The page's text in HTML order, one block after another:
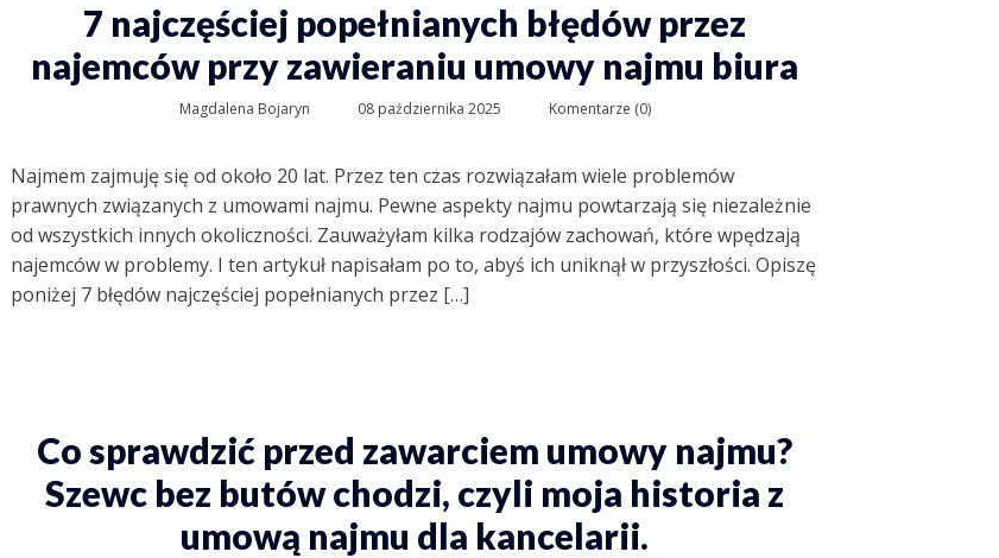
7 najczęściej popełnianych błędów przez
najemców przy zawieraniu umowy najmu biura
Magdalena Bojaryn 08 października 2025 Komentarze (0)
Najmem zajmuję się od około 20 lat. Przez ten czas rozwiązałam wiele problemów
prawnych związanych z umowami najmu. Pewne aspekty najmu powtarzają się niezależnie
od wszystkich innych okoliczności. Zauważyłam kilka rodzajów zachowań, które wpędzają
najemców w problemy. I ten artykuł napisałam po to, abyś ich uniknął w przyszłości. Opiszę
poniżej 7 błędów najczęściej popełnianych przez […]
Co sprawdzić przed zawarciem umowy najmu?
Szewc bez butów chodzi, czyli moja historia z
umową najmu dla kancelarii.